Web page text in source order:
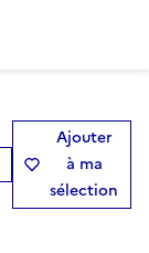
Ajouter
à ma
sélection